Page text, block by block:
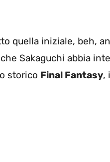
quella iniziale, beh,
Sakaguchi abbia
storico Final Fantasy,